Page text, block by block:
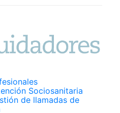
Sociosanitaria
de llamadas de